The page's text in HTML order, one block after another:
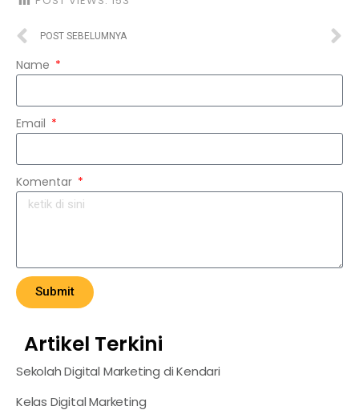
POST SEBELUMNYA
Name
Email
Komentar
Submit
Artikel Terkini
Sekolah Digital Marketing di Kendari
Kelas Digital Marketing